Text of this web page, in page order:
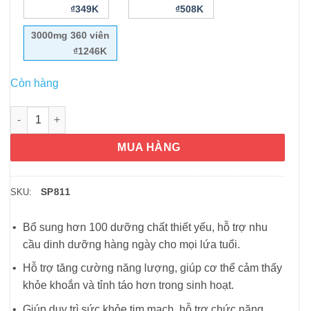
₫349K
₫508K
3000mg 360 viên
₫1246K
Còn hàng
Tảo xoắn Nutrex Hawaii Pure Hawaiian Spirulina 3000mg 360
MUA HÀNG
SKU: SP811
Bổ sung hơn 100 dưỡng chất thiết yếu, hỗ trợ nhu
cầu dinh dưỡng hàng ngày cho mọi lứa tuổi.
Hỗ trợ tăng cường năng lượng, giúp cơ thể cảm thấy
khỏe khoắn và tỉnh táo hơn trong sinh hoạt.